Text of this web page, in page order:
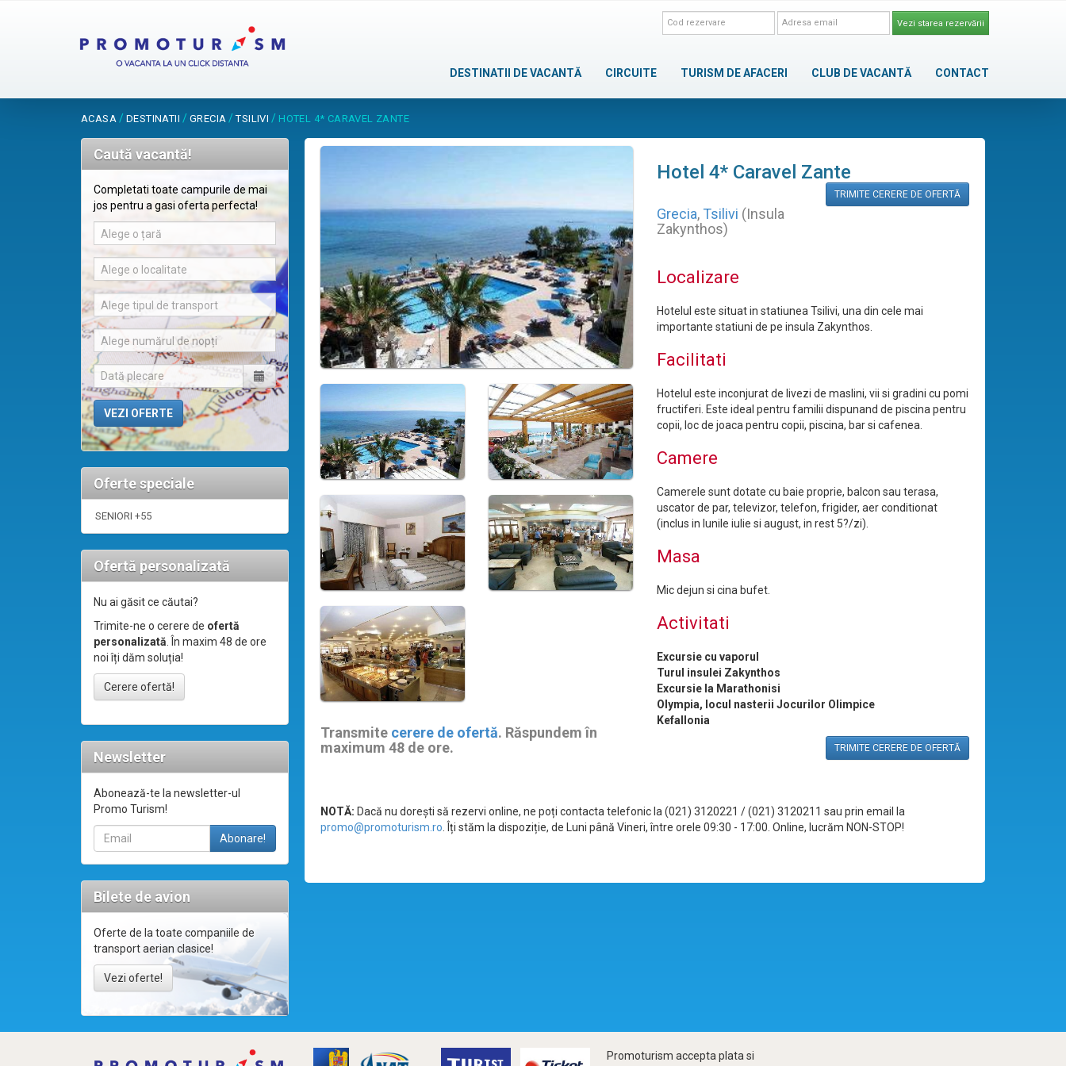
Vezi starea rezervării
DESTINATII DE VACANTĂ CIRCUITE TURISM DE AFACERI CLUB DE VACANTĂ CONTACT
ACASA / DESTINATII / GRECIA /TSILIVI / HOTEL 4* CARAVEL ZANTE
Caută vacantă!
Completati toate campurile de mai
jos pentru a gasi oferta perfecta!
Alege o țară
Alege o localitate
Alege tipul de transport
Alege numărul de nopți
Oferte speciale
SENIORI +55
Ofertă personalizată
Nu ai găsit ce căutai?
Trimite-ne o cerere de ofertă
personalizată. În maxim 48 de ore
noi îți dăm soluția!
Cerere ofertă!
Newsletter
Abonează-te la newsletter-ul
Promo Turism!
Bilete de avion
Oferte de la toate companiile de
transport aerian clasice!
Vezi oferte!
Transmite cerere de ofertă. Răspundem în
maximum 48 de ore.
Hotel 4* Caravel Zante
TRIMITE CERERE DE OFERTĂ
Grecia, Tsilivi (Insula
Zakynthos)
Localizare
Hotelul este situat in statiunea Tsilivi, una din cele mai
importante statiuni de pe insula Zakynthos.
Facilitati
Hotelul este inconjurat de livezi de maslini, vii si gradini cu pomi
fructiferi. Este ideal pentru familii dispunand de piscina pentru
copii, loc de joaca pentru copii, piscina, bar si cafenea.
Camere
Camerele sunt dotate cu baie proprie, balcon sau terasa,
uscator de par, televizor, telefon, frigider, aer conditionat
(inclus in lunile iulie si august, in rest 5?/zi).
Masa
Mic dejun si cina bufet.
Activitati
Excursie cu vaporul
Turul insulei Zakynthos
Excursie la Marathonisi
Olympia, locul nasterii Jocurilor Olimpice
Kefallonia
TRIMITE CERERE DE OFERTĂ
NOTĂ: Dacă nu dorești să rezervi online, ne poți contacta telefonic la (021) 3120221 / (021) 3120211 sau prin email la
promo@promoturism.ro. Îți stăm la dispoziție, de Luni până Vineri, între orele 09:30 - 17:00. Online, lucrăm NON-STOP!
Promoturism accepta plata si